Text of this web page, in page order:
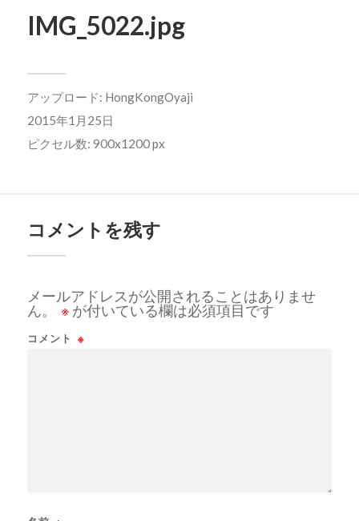
IMG_5022.jpg
アップロード: HongKongOyaji
2015年1月25日
ピクセル数: 900x1200 px
コメントを残す
メールアドレスが公開されることはありませ
ん。
※ が付いている欄は必須項目です
コメント ※